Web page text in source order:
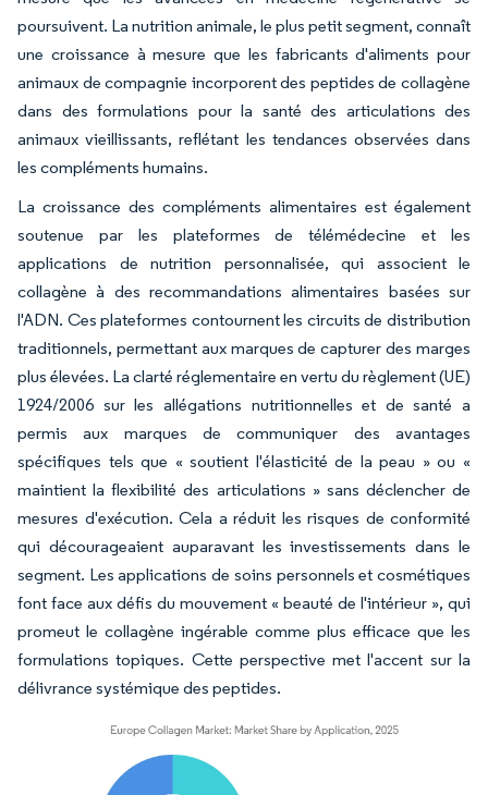
poursuivent. La nutrition animale, le plus petit segment, connaît
une croissance à mesure que les fabricants d'aliments pour
animaux de compagnie incorporent des peptides de collagène
dans des formulations pour la santé des articulations des
animaux vieillissants, reflétant les tendances observées dans
les compléments humains.
La croissance des compléments alimentaires est également
soutenue par les plateformes de télémédecine et les
applications de nutrition personnalisée, qui associent le
collagène à des recommandations alimentaires basées sur
l'ADN. Ces plateformes contournent les circuits de distribution
traditionnels, permettant aux marques de capturer des marges
plus élevées. La clarté réglementaire en vertu du règlement (UE)
1924/2006 sur les allégations nutritionnelles et de santé a
permis aux marques de communiquer des avantages
spécifiques tels que « soutient l'élasticité de la peau » ou «
maintient la flexibilité des articulations » sans déclencher de
mesures d'exécution. Cela a réduit les risques de conformité
qui décourageaient auparavant les investissements dans le
segment. Les applications de soins personnels et cosmétiques
font face aux défis du mouvement « beauté de l'intérieur », qui
promeut le collagène ingérable comme plus efficace que les
formulations topiques. Cette perspective met l'accent sur la
délivrance systémique des peptides.